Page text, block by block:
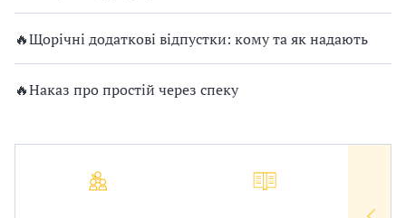
🔥Щорічні додаткові відпустки: кому та як надають
🔥Наказ про простій через спеку